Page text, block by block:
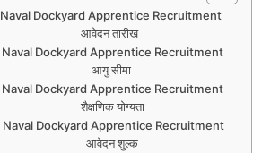
Naval Dockyard Apprentice Recruitment
आवेदन तारीख
Naval Dockyard Apprentice Recruitment
आयु सीमा
Naval Dockyard Apprentice Recruitment
शैक्षणिक योग्यता
Naval Dockyard Apprentice Recruitment
आवेदन शुल्क